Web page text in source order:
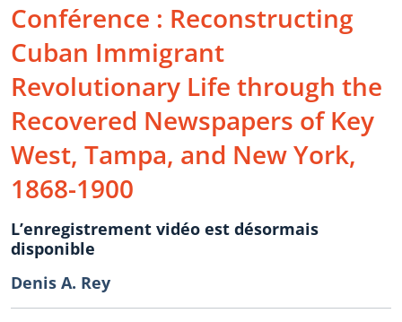
Conférence : Reconstructing
Cuban Immigrant
Revolutionary Life through the
Recovered Newspapers of Key
West, Tampa, and New York,
1868-1900
L’enregistrement vidéo est désormais
disponible
Denis A. Rey